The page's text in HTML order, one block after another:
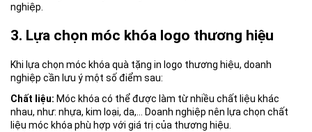
nghiệp.
3. Lựa chọn móc khóa logo thương hiệu
Khi lựa chọn móc khóa quà tặng in logo thương hiệu, doanh
nghiệp cần lưu ý một số điểm sau:
Chất liệu: Móc khóa có thể được làm từ nhiều chất liệu khác
nhau, như: nhựa, kim loại, da,… Doanh nghiệp nên lựa chọn chất
liệu móc khóa phù hợp với giá trị của thương hiệu.